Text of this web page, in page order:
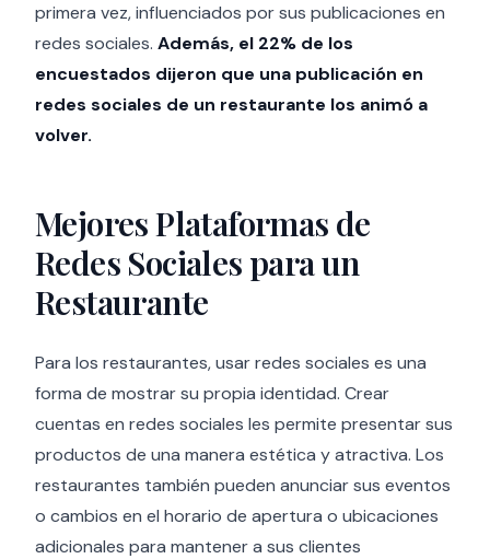
primera vez, influenciados por sus publicaciones en
redes sociales. Además, el 22% de los
encuestados dijeron que una publicación en
redes sociales de un restaurante los animó a
volver.
Mejores Plataformas de
Redes Sociales para un
Restaurante
Para los restaurantes, usar redes sociales es una
forma de mostrar su propia identidad. Crear
cuentas en redes sociales les permite presentar sus
productos de una manera estética y atractiva. Los
restaurantes también pueden anunciar sus eventos
o cambios en el horario de apertura o ubicaciones
adicionales para mantener a sus clientes